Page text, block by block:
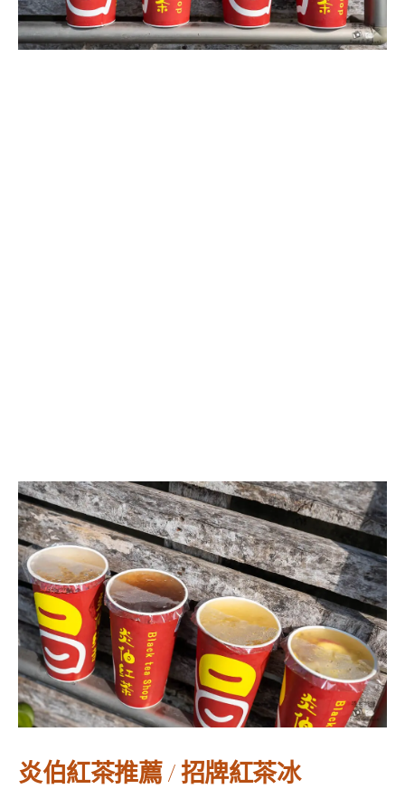
炎伯紅茶推薦 / 招牌紅茶冰